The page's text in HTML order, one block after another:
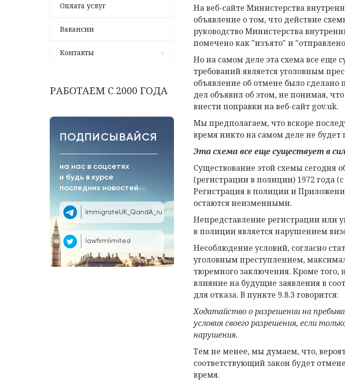
Оплата услуг
Вакансии
Контакты
РАБОТАЕМ С 2000 ГОДА
ПОДПИСЫВАЙСЯ
на нас в соцсетях
и будь в курсе
последних новостей
ImmigrateUK_QandA_ru
lawfirmlimited
На веб-сайте Министерства
объявление о том, что действие
руководство Министерства
помечено как "изъято" и
Но на самом деле эта схема все еще
требований является уголовным
объявление об отмене было
дел объявил об этом, не понимая,
внести поправки на веб-сайт gov.uk.
Мы предполагаем, что вскоре
время никто на самом деле не будет
Эта схема все еще существует в
Существование этой схемы сегодня
(регистрации в полиции) 1972 года
Регистрация в полиции и
остаются неизменными.
Непредставление регистрации или
в полиции является нарушением
Несоблюдение условий, согласно
уголовным преступлением,
тюремного заключения. Кроме того,
влияние на будущие заявления в
для отказа. В пункте 9.8.3 говорится:
Ходатайство о разрешении на
условия своего разрешения, если
нарушения.
Тем не менее, мы думаем, что,
соответствующий закон будет
время.